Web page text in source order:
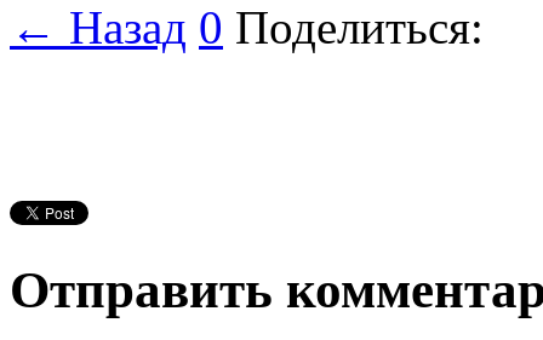
← Назад 0 Поделиться:
Отправить